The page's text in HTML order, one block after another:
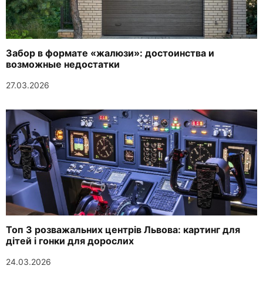
Забор в формате «жалюзи»: достоинства и
возможные недостатки
27.03.2026
Топ 3 розважальних центрів Львова: картинг для
дітей і гонки для дорослих
24.03.2026